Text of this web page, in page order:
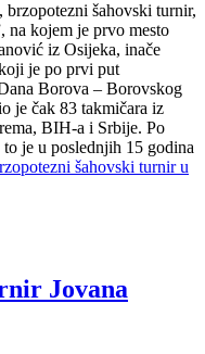
šahovski turnir,
na kojem je prvo mesto
iz Osijeka, inače
je po prvi put
Borova – Borovskog
je čak 83 takmičara iz
BIH-a i Srbije. Po
je u poslednjih 15 godina
šahovski turnir u
Jovana